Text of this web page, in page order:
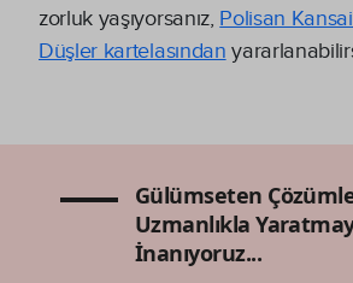
zorluk yaşıyorsanız, Polisan
Düşler kartelasından
Gülümseten
Uzmanlıkla
İnanıyoruz...